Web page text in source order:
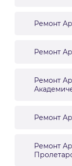
Ремонт
Ремонт
Ремонт
Ремонт
Ремонт